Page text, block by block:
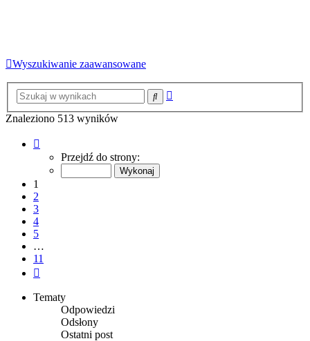
Wyszukiwanie zaawansowane
Szukaj
Znaleziono 513 wyników
Przejdź do strony:
1
2
3
4
5
…
11
Tematy
Odpowiedzi
Odsłony
Ostatni post